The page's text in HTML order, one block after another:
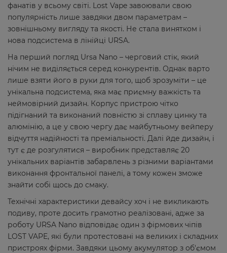
фанатів у всьому світі. Lost Vape завоювали свою
популярність лише завдяки двом параметрам –
зовнішньому вигляду та якості. Не стала винятком і
нова подсистема в лінійці URSA.
На перший погляд Ursa Nano – черговий стік, який
нічим не виділяється серед конкурентів. Однак варто
лише взяти його в руки для того, щоб зрозуміти – це
унікальна подсистема, яка має приємну важкість та
неймовірний дизайн. Корпус пристрою чітко
підігнаний та виконаний повністю зі сплаву цинку та
алюмінію, а це у свою чергу дає майбутньому вейперу
відчуття надійності та преміальності. Далі йде дизайн, і
тут є де розгулятися – виробник представляє 20
унікальних варіантів забарвлень з різними варіантами
виконання фронтальної панелі, а тому кожен зможе
знайти собі щось до смаку.
Технічні характеристики девайсу хоч і не викликають
подиву, проте досить грамотно реалізовані, адже за
роботу URSA Nano відповідає один з фірмових чіпів
LOST VAPE, які були протестовані на великих і складних
пристроях фірми. Завдяки цьому акумулятор з об'ємом